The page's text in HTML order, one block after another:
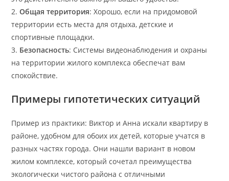
2.Общая территория: Хорошо, если на придомовой
территории есть места для отдыха, детские и
спортивные площадки.
3. Безопасность: Системы видеонаблюдения и охраны
на территории жилого комплекса обеспечат вам
спокойствие.
Примеры гипотетических ситуаций
Пример из практики: Виктор и Анна искали квартиру в
районе, удобном для обоих их детей, которые учатся в
разных частях города. Они нашли вариант в новом
жилом комплексе, который сочетал преимущества
экологически чистого района с отличными